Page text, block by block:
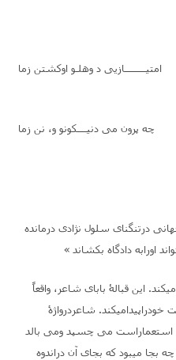
د وهلـو اوکشتن زما
پرون می دنیــــکونو و، نن زما
درتنگنای سلول نژادی درمانده
اورابه دادگاه بکشاند »
این قبالۀ بابای شاعر، واقعاً
خودراپیدامیکند. شاعردرواژۀ
استعماراست می چسپد ومی بالد
بجا میبود که بجای آن دراندوه